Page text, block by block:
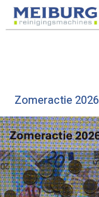
Zomeractie 2026